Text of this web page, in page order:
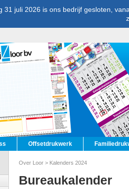
31 juli 2026 is ons bedrijf gesloten,
Offsetdrukwerk
Over Loor > Kalenders 2024
Bureaukalender